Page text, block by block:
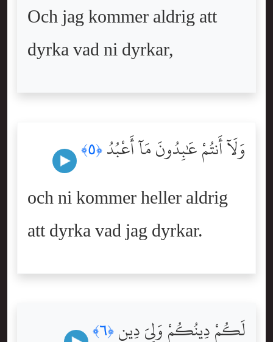
Och jag kommer aldrig att
dyrka vad ni dyrkar,
وَلَآ أَنتُمْ عَٰبِدُونَ مَآ أَعْبُدُ ﴿٥﴾
och ni kommer heller aldrig
att dyrka vad jag dyrkar.
لَكُمْ دِينُكُمْ وَلِىَ دِينِ ﴿٦﴾